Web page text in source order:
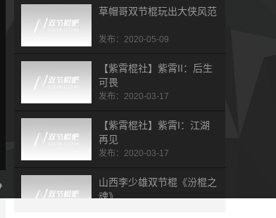
草帽哥双节棍玩出大侠风范
发布：2020-05-09
【紫霄棍社】紫霄II：后生
可畏
发布：2020-03-17
【紫霄棍社】紫霄I：江湖
再见
发布：2020-03-17
山西李少雄双节棍《汾棍之
魂》